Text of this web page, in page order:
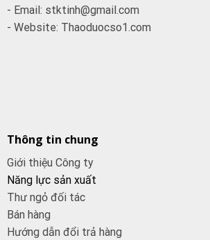
- Email: stktinh@gmail.com
- Website: Thaoduocso1.com
Thông tin chung
Giới thiệu Công ty
Năng lực sản xuất
Thư ngỏ đối tác
Bán hàng
Hướng dẫn đổi trả hàng